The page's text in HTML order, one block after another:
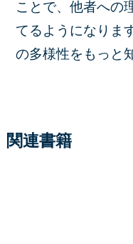
ことで、他者への
てるようになりま
の多様性をもっと
関連書籍